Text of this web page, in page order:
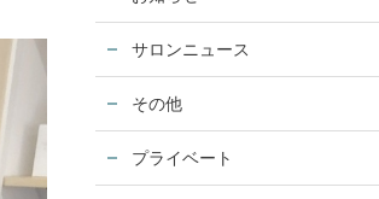
サロンニュース
その他
プライベート